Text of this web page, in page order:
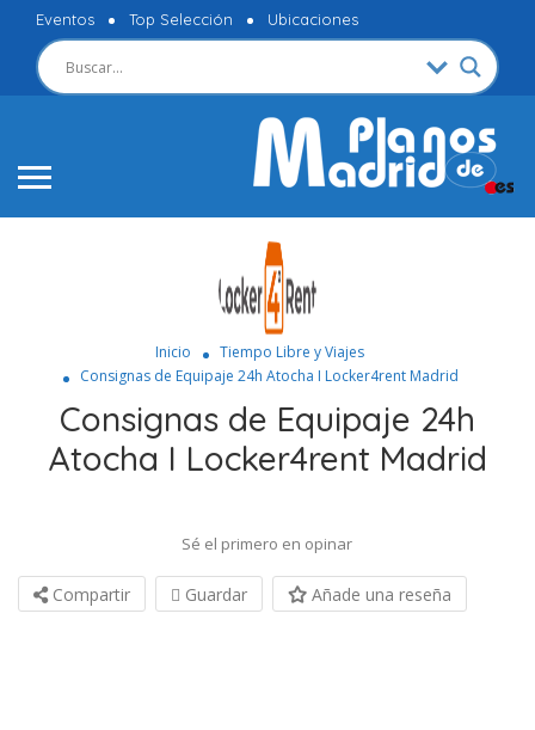
Eventos Top Selección Ubicaciones
Inicio
Tiempo Libre y Viajes
Consignas de Equipaje 24h Atocha I Locker4rent Madrid
Consignas de Equipaje 24h
Atocha I Locker4rent Madrid
Sé el primero en opinar
Compartir Guardar Añade una reseña